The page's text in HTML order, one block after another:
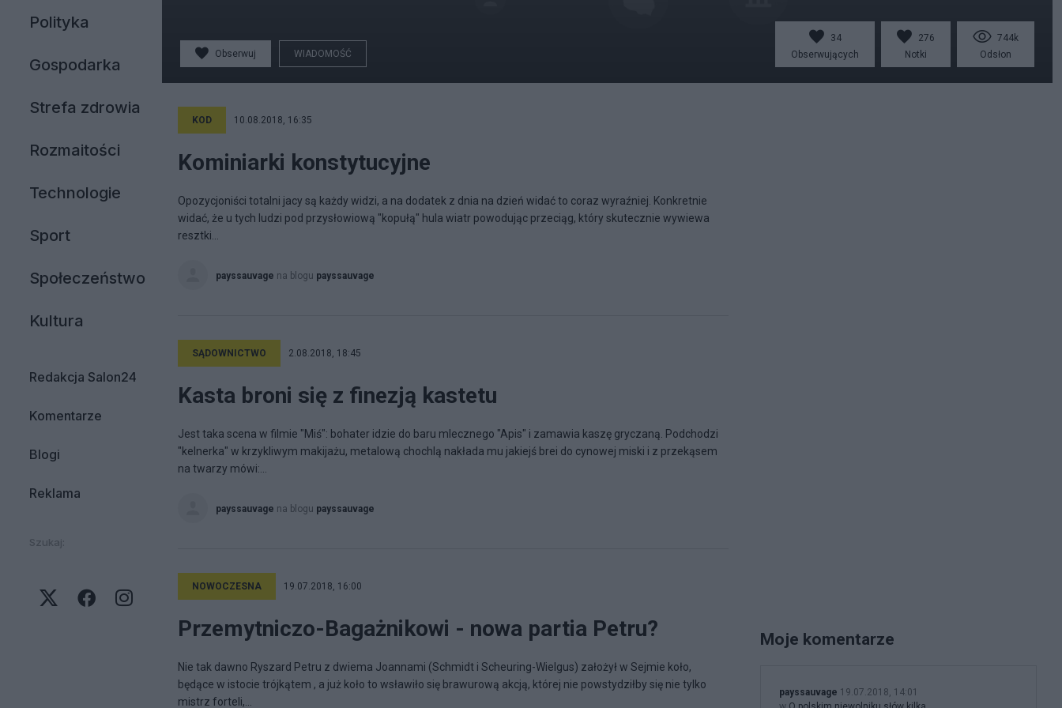
Polityka
Gospodarka
Strefa zdrowia
Rozmaitości
Technologie
Sport
Społeczeństwo
Kultura
Redakcja Salon24
Komentarze
Blogi
Reklama
Szukaj:
Obserwuj WIADOMOŚĆ
34
Obserwujących
276
Notki
744k
Odsłon
KOD 10.08.2018, 16:35
Kominiarki konstytucyjne
Opozycjoniści totalni jacy są każdy widzi, a na dodatek z dnia na dzień widać to coraz wyraźniej. Konkretnie
widać, że u tych ludzi pod przysłowiową "kopułą" hula wiatr powodując przeciąg, który skutecznie wywiewa
resztki...
payssauvage na blogu payssauvage
SĄDOWNICTWO 2.08.2018, 18:45
Kasta broni się z finezją kastetu
Jest taka scena w filmie "Miś": bohater idzie do baru mlecznego "Apis" i zamawia kaszę gryczaną. Podchodzi
"kelnerka" w krzykliwym makijażu, metalową chochlą nakłada mu jakiejś brei do cynowej miski i z przekąsem
na twarzy mówi:...
payssauvage na blogu payssauvage
NOWOCZESNA 19.07.2018, 16:00
Przemytniczo-Bagażnikowi - nowa partia Petru?
Nie tak dawno Ryszard Petru z dwiema Joannami (Schmidt i Scheuring-Wielgus) założył w Sejmie koło,
będące w istocie trójkątem , a już koło to wsławiło się brawurową akcją, której nie powstydziłby się nie tylko
mistrz forteli,...
Moje komentarze
payssauvage 19.07.2018, 14:01